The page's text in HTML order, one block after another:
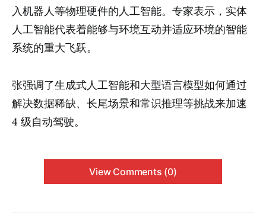
入机器人等物理硬件的人工智能。专家表示，实体
人工智能代表着能够与环境互动并适应环境的智能
系统的重大飞跃。
张强调了生成式人工智能和大型语言模型如何通过
解决数据稀缺、长尾场景和常识推理等挑战来加速
4 级自动驾驶。
View Comments (0)